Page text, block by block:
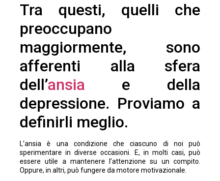
Tra questi, quelli che
preoccupano
maggiormente, sono
afferenti alla sfera
dell’ansia e della
depressione. Proviamo a
definirli meglio.
L’ansia è una condizione che ciascuno di noi può
sperimentare in diverse occasioni. E, in molti casi, può
essere utile a mantenere l’attenzione su un compito.
Oppure, in altri, può fungere da motore motivazionale.